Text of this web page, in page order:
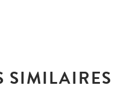
SIMILAIRES